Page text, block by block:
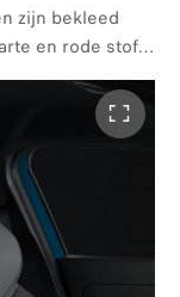
zijn bekleed
en rode stof
effect. De
beschikken over